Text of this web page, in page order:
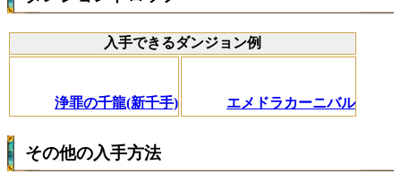
入手できるダンジョン例
浄罪の千龍(新千手) エメドラカーニバル
その他の入手方法